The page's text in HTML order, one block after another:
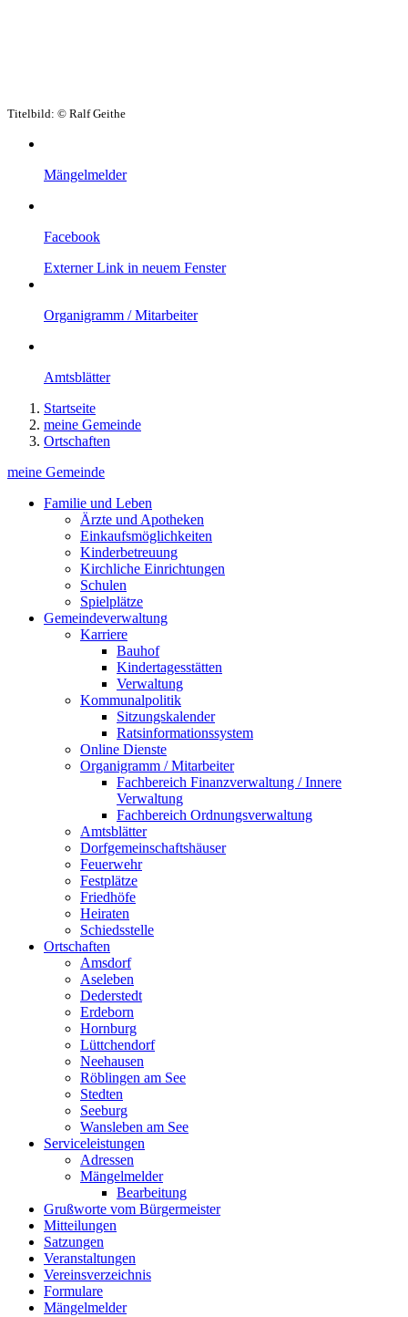
Titelbild: © Ralf Geithe
Mängelmelder
Facebook
Externer Link in neuem Fenster
Organigramm / Mitarbeiter
Amtsblätter
Startseite
meine Gemeinde
Ortschaften
meine Gemeinde
Familie und Leben
Ärzte und Apotheken
Einkaufsmöglichkeiten
Kinderbetreuung
Kirchliche Einrichtungen
Schulen
Spielplätze
Gemeindeverwaltung
Karriere
Bauhof
Kindertagesstätten
Verwaltung
Kommunalpolitik
Sitzungskalender
Ratsinformationssystem
Online Dienste
Organigramm / Mitarbeiter
Fachbereich Finanzverwaltung / Innere
Verwaltung
Fachbereich Ordnungsverwaltung
Amtsblätter
Dorfgemeinschaftshäuser
Feuerwehr
Festplätze
Friedhöfe
Heiraten
Schiedsstelle
Ortschaften
Amsdorf
Aseleben
Dederstedt
Erdeborn
Hornburg
Lüttchendorf
Neehausen
Röblingen am See
Stedten
Seeburg
Wansleben am See
Serviceleistungen
Adressen
Mängelmelder
Bearbeitung
Grußworte vom Bürgermeister
Mitteilungen
Satzungen
Veranstaltungen
Vereinsverzeichnis
Formulare
Mängelmelder